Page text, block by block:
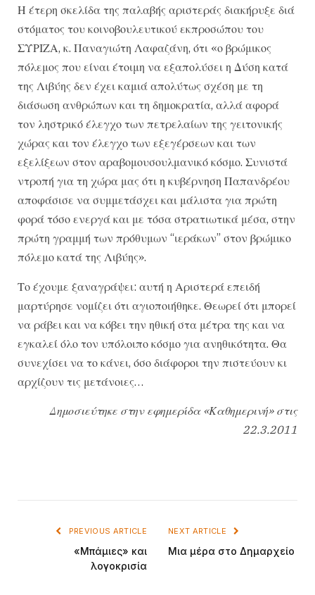
Η έτερη σκελίδα της παλαβής αριστεράς διακήρυξε διά
στόματος του κοινοβουλευτικού εκπροσώπου του
ΣΥΡΙΖΑ, κ. Παναγιώτη Λαφαζάνη, ότι «ο βρώμικος
πόλεμος που είναι έτοιμη να εξαπολύσει η Δύση κατά
της Λιβύης δεν έχει καμιά απολύτως σχέση με τη
διάσωση ανθρώπων και τη δημοκρατία, αλλά αφορά
τον ληστρικό έλεγχο των πετρελαίων της γειτονικής
χώρας και τον έλεγχο των εξεγέρσεων και των
εξελίξεων στον αραβομουσουλμανικό κόσμο. Συνιστά
ντροπή για τη χώρα μας ότι η κυβέρνηση Παπανδρέου
αποφάσισε να συμμετάσχει και μάλιστα για πρώτη
φορά τόσο ενεργά και με τόσα στρατιωτικά μέσα, στην
πρώτη γραμμή των πρόθυμων “ιεράκων” στον βρώμικο
πόλεμο κατά της Λιβύης».
Το έχουμε ξαναγράψει: αυτή η Αριστερά επειδή
μαρτύρησε νομίζει ότι αγιοποιήθηκε. Θεωρεί ότι μπορεί
να ράβει και να κόβει την ηθική στα μέτρα της και να
εγκαλεί όλο τον υπόλοιπο κόσμο για ανηθικότητα. Θα
συνεχίσει να το κάνει, όσο διάφοροι την πιστεύουν κι
αρχίζουν τις μετάνοιες…
Δημοσιεύτηκε στην εφημερίδα «Καθημερινή» στις
22.3.2011
PREVIOUS ARTICLE
«Μπάμιες» και
λογοκρισία
NEXT ARTICLE
Μια μέρα στο Δημαρχείο